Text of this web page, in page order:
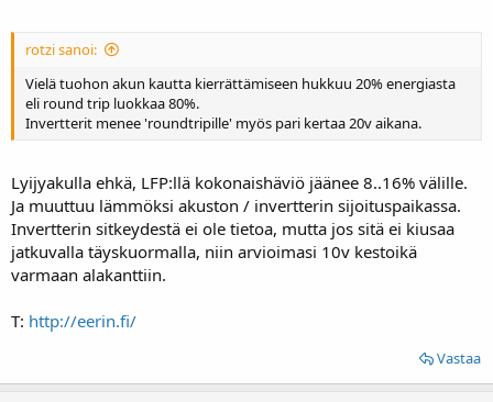
rotzi sanoi:
Vielä tuohon akun kautta kierrättämiseen hukkuu 20% energiasta
eli round trip luokkaa 80%.
Invertterit menee 'roundtripille' myös pari kertaa 20v aikana.
Lyijyakulla ehkä, LFP:llä kokonaishäviö jäänee 8..16% välille.
Ja muuttuu lämmöksi akuston / invertterin sijoituspaikassa.
Invertterin sitkeydestä ei ole tietoa, mutta jos sitä ei kiusaa
jatkuvalla täyskuormalla, niin arvioimasi 10v kestoikä
varmaan alakanttiin.
T: http://eerin.fi/
Vastaa